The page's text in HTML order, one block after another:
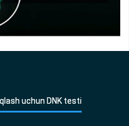
uchun DNK testi